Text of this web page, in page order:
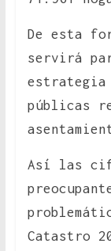
De esta
servirá
públicas
Así las
Catastro